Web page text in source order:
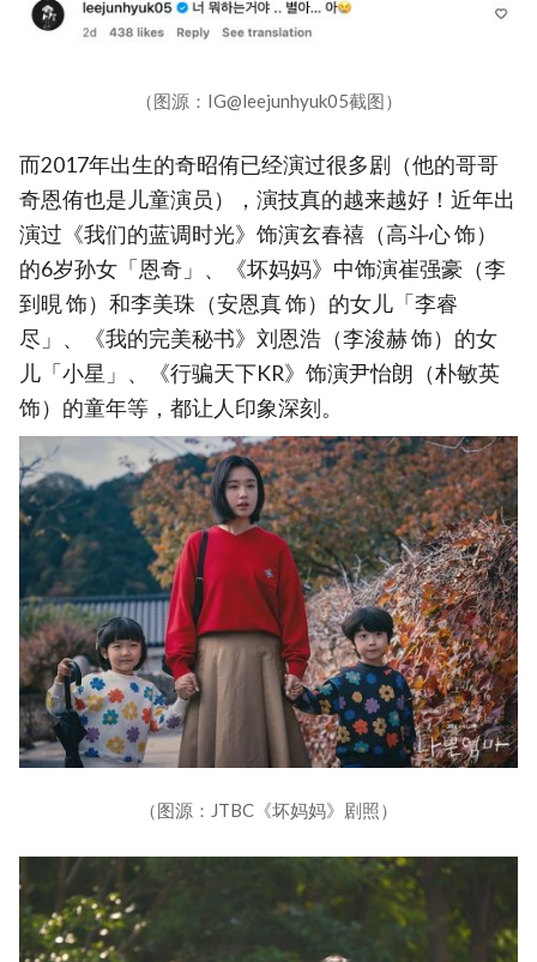
（图源：IG@leejunhyuk05截图）
而2017年出生的奇昭侑已经演过很多剧（他的哥哥
奇恩侑也是儿童演员），演技真的越来越好！近年出
演过《我们的蓝调时光》饰演玄春禧（高斗心 饰）
的6岁孙女「恩奇」、《坏妈妈》中饰演崔强豪（李
到晛 饰）和李美珠（安恩真 饰）的女儿「李睿
尽」、《我的完美秘书》刘恩浩（李浚赫 饰）的女
儿「小星」、《行骗天下KR》饰演尹怡朗（朴敏英
饰）的童年等，都让人印象深刻。
（图源：JTBC《坏妈妈》剧照）